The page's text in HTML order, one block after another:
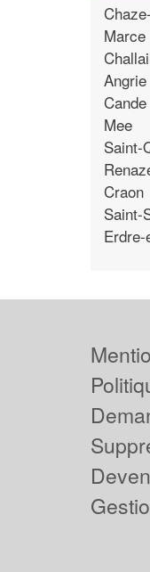
Marce
Angrie
Cande
Mee
Saint-
Craon
Saint-